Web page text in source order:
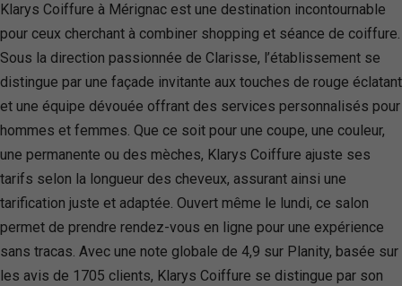
Klarys Coiffure à Mérignac est une destination incontournable
pour ceux cherchant à combiner shopping et séance de coiffure.
Sous la direction passionnée de Clarisse, l’établissement se
distingue par une façade invitante aux touches de rouge éclatant
et une équipe dévouée offrant des services personnalisés pour
hommes et femmes. Que ce soit pour une coupe, une couleur,
une permanente ou des mèches, Klarys Coiffure ajuste ses
tarifs selon la longueur des cheveux, assurant ainsi une
tarification juste et adaptée. Ouvert même le lundi, ce salon
permet de prendre rendez-vous en ligne pour une expérience
sans tracas. Avec une note globale de 4,9 sur Planity, basée sur
les avis de 1705 clients, Klarys Coiffure se distingue par son